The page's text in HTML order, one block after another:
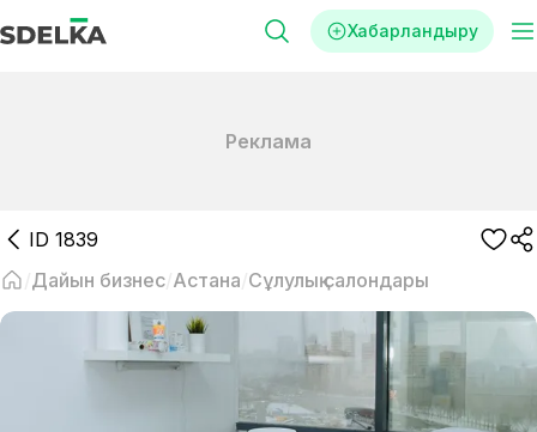
Хабарландыру
Реклама
ID 1839
Дайын бизнес Астана Сұлулық салондары